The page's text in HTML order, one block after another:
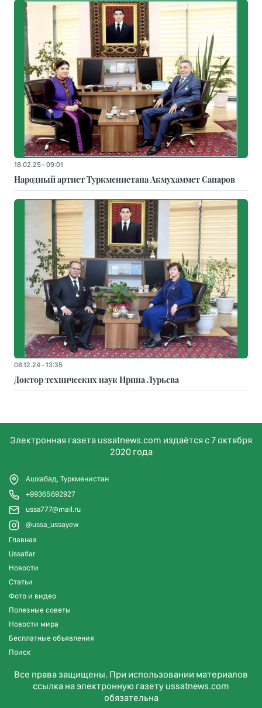
18.02.25 - 09:01
Народный артист Туркменистана Акмухаммет Сапаров
08.12.24 - 13:35
Доктор технических наук Ирина Лурьева
Электронная газета ussatnews.com издаётся с 7 октября
2020 года
Ашхабад, Туркменистан
+99365692927
ussa777@mail.ru
@ussa_ussayew
Главная
Ussatlar
Новости
Статьи
Фото и видео
Полезные советы
Новости мира
Бесплатные объявления
Поиск
Все права защищены. При использовании материалов
ссылка на электронную газету ussatnews.com
обязательна